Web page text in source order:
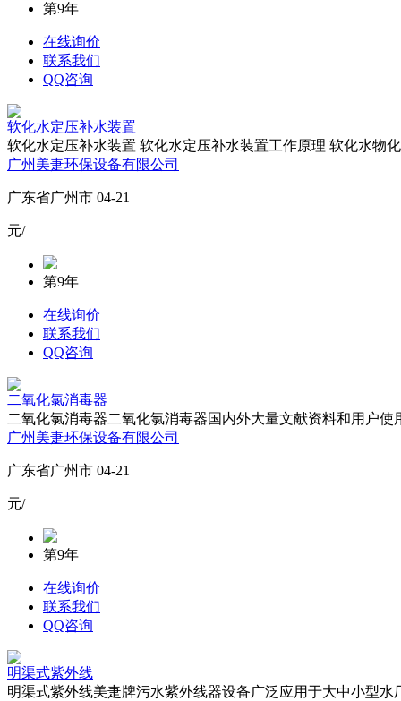
第9年
在线询价
联系我们
QQ咨询
软化水定压补水装置
软化水定压补水装置 软化水定压补水装置工作原理 软化水物
广州美疌环保设备有限公司
广东省广州市 04-21
元/
第9年
在线询价
联系我们
QQ咨询
二氧化氯消毒器
二氧化氯消毒器二氧化氯消毒器国内外大量文献资料和用户使
广州美疌环保设备有限公司
广东省广州市 04-21
元/
第9年
在线询价
联系我们
QQ咨询
明渠式紫外线
明渠式紫外线美疌牌污水紫外线器设备广泛应用于大中小型水